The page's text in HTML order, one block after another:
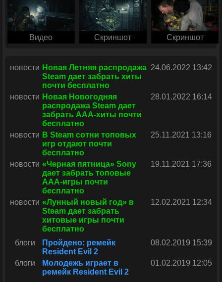
Видео Скриншот Скриншот
новости Новая Летняя распродажа
Steam дает забрать хиты
почти бесплатно
24.06.2022 13:42
новости Новая Новогодняя
распродажа Steam дает
забрать ААА-хиты почти
бесплатно
28.01.2022 16:14
новости В Steam сотни топовых
игр отдают почти
бесплатно
25.11.2021 13:16
новости «Черная пятница» Sony
дает забрать топовые
ААА-игры почти
бесплатно
19.11.2021 17:36
новости «Лунный новый год» в
Steam дает забрать
хитовые игры почти
бесплатно
12.02.2021 12:34
блоги
Пройдено: ремейк
Resident Evil 2
08.02.2019 15:39
блоги
Молодежь играет в
ремейк Resident Evil 2
01.02.2019 12:05